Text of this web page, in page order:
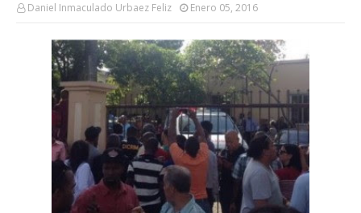
Daniel Inmaculado Urbaez Feliz Enero 05, 2016